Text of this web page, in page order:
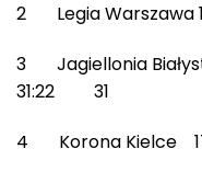
2 Legia
3 Jagiellonia
31:22 31
4 Korona